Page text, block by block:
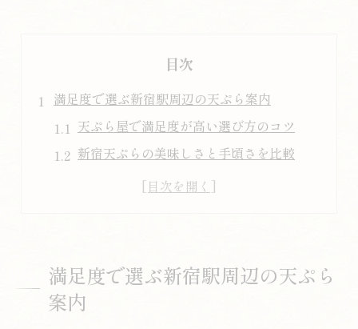
目次
満足度で選ぶ新宿駅周辺の天ぷら案内
天ぷら屋で満足度が高い選び方のコツ
新宿天ぷらの美味しさと手頃さを比較
天ぷら屋を利用する際のポイント解説
新宿天ぷら屋で味わう魅力満載の体験談
天ぷらの美味しさを引き出す選び方とは
満足度で選ぶ新宿駅周辺の天ぷら
案内